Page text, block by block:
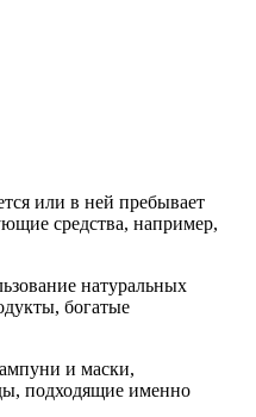
или в ней пребывает
средства, например,
натуральных
богатые
и маски,
подходящие именно